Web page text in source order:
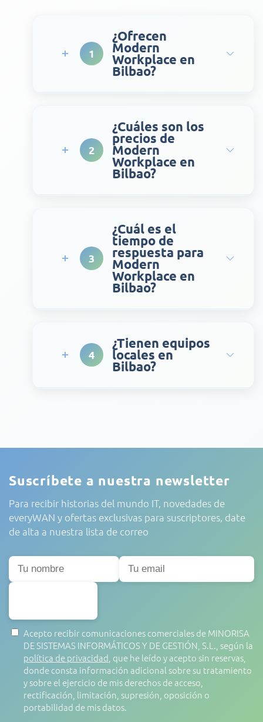
1
¿Ofrecen
Modern
Workplace en
Bilbao?
2
¿Cuáles son los
precios de
Modern
Workplace en
Bilbao?
3
¿Cuál es el
tiempo de
respuesta para
Modern
Workplace en
Bilbao?
4
¿Tienen equipos
locales en
Bilbao?
Suscríbete a nuestra newsletter
Para recibir historias del mundo IT, novedades de
everyWAN y ofertas exclusivas para suscriptores, date
de alta a nuestra lista de correo
Acepto recibir comunicaciones comerciales de MINORISA
DE SISTEMAS INFORMÁTICOS Y DE GESTIÓN, S.L., según la
política de privacidad, que he leído y acepto sin reservas,
donde consta información adicional sobre su tratamiento
y sobre el ejercicio de mis derechos de acceso,
rectificación, limitación, supresión, oposición o
portabilidad de mis datos.